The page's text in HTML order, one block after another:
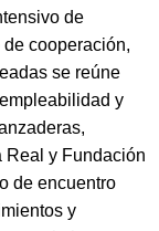
de
cooperación,
se reúne
y
Real y Fundación
de encuentro
y